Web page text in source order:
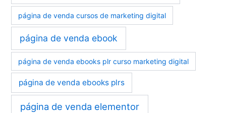
página de venda cursos de marketing digital
página de venda ebook
página de venda ebooks plr curso marketing digital
página de venda ebooks plrs
página de venda elementor